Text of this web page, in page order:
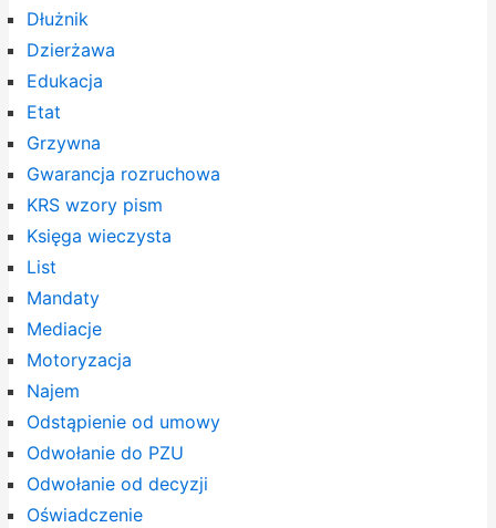
Dłużnik
Dzierżawa
Edukacja
Etat
Grzywna
Gwarancja rozruchowa
KRS wzory pism
Księga wieczysta
List
Mandaty
Mediacje
Motoryzacja
Najem
Odstąpienie od umowy
Odwołanie do PZU
Odwołanie od decyzji
Oświadczenie